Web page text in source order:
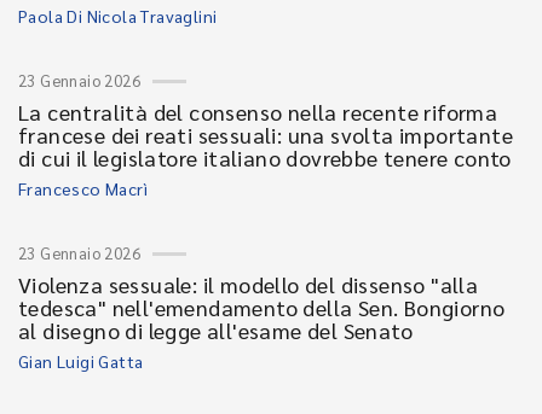
Paola Di Nicola Travaglini
23 Gennaio 2026
La centralità del consenso nella recente riforma
francese dei reati sessuali: una svolta importante
di cui il legislatore italiano dovrebbe tenere conto
Francesco Macrì
23 Gennaio 2026
Violenza sessuale: il modello del dissenso "alla
tedesca" nell'emendamento della Sen. Bongiorno
al disegno di legge all'esame del Senato
Gian Luigi Gatta